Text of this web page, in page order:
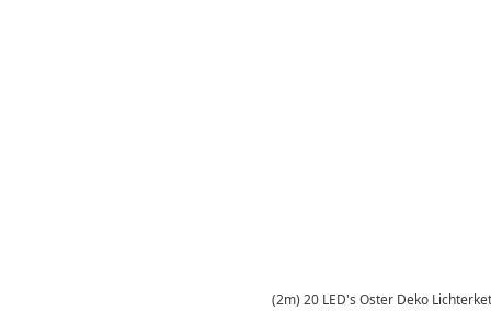
(2m) 20 LED's Oster Deko